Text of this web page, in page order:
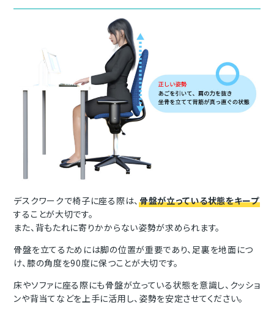
デスクワークで椅子に座る際は、 骨盤が立っている状態をキープ
することが大切です。
また、背もたれに寄りかからない姿勢が求められます。
骨盤を立てるためには脚の位置が重要であり、足裏を地面につ
け、膝の角度を90度に保つことが大切です。
床やソファに座る際にも骨盤が立っている状態を意識し、クッショ
ンや背当てなどを上手に活用し、姿勢を安定させてください。